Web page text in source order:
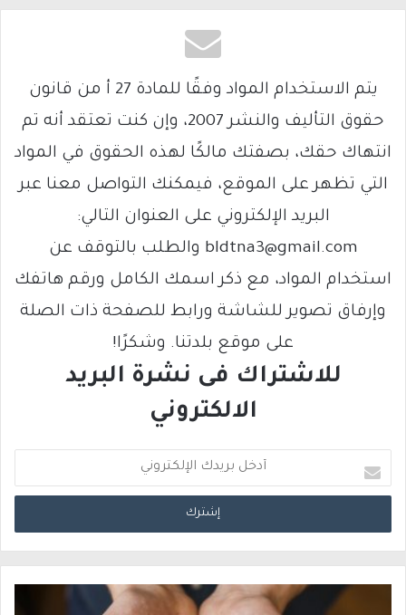
يتم الاستخدام المواد وفقًا للمادة 27 أ من قانون
حقوق التأليف والنشر 2007، وإن كنت تعتقد أنه تم
انتهاك حقك، بصفتك مالكًا لهذه الحقوق في المواد
التي تظهر على الموقع، فيمكنك التواصل معنا عبر
البريد الإلكتروني على العنوان التالي:
bldtna3@gmail.com والطلب بالتوقف عن
استخدام المواد، مع ذكر اسمك الكامل ورقم هاتفك
وإرفاق تصوير للشاشة ورابط للصفحة ذات الصلة
على موقع بلدتنا. وشكرًا!
للاشتراك فى نشرة البريد
الالكتروني
د
خ